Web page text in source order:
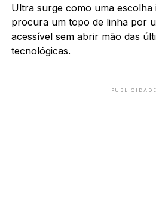
Ultra surge como uma escolha
procura um topo de linha por
acessível sem abrir mão das
tecnológicas.
PUBLICIDADE